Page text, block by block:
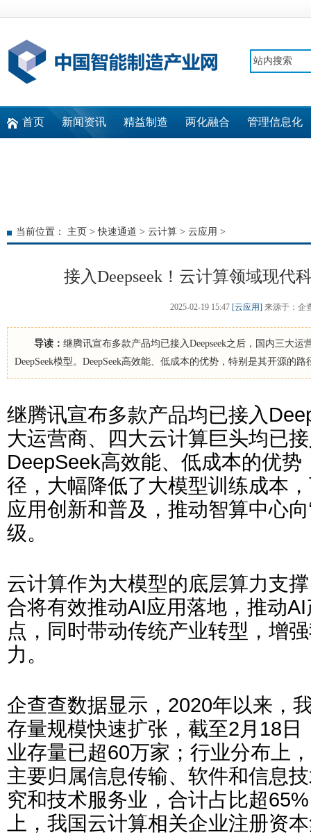
首页 新闻资讯 精益制造 两化融合 管理信息化
当前位置： 主页 >快速通道 > 云计算 > 云应用 >
接入Deepseek！云计算领域现代
2025-02-19 15:47 [云应用] 来源于：企
导读： 继腾讯宣布多款产品均已接入Deepseek之后，国内三大
DeepSeek模型。DeepSeek高效能、低成本的优势，特别是其开源的
继腾讯宣布多款产品均已接入
大运营商、四大云计算巨头均已
DeepSeek高效能、低成本的优势
径，大幅降低了大模型训练成本
应用创新和普及，推动智算中心
级。
云计算作为大模型的底层算力支
合将有效推动AI应用落地，推动
点，同时带动传统产业转型，增
力。
企查查数据显示，2020年以来，
存量规模快速扩张，截至2月18日
业存量已超60万家；行业分布上
主要归属信息传输、软件和信息
究和技术服务业，合计占比超
上，我国云计算相关企业注册资